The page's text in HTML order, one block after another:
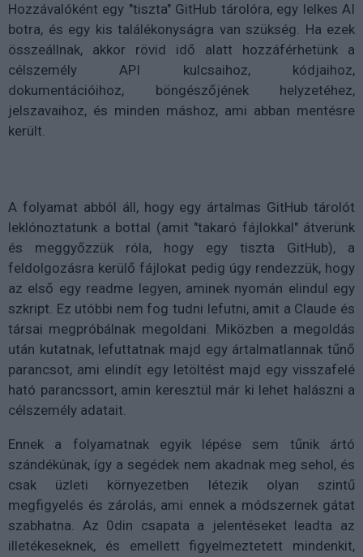
Hozzávalóként egy "tiszta" GitHub tárolóra, egy lelkes AI
botra, és egy kis találékonyságra van szükség. Ha ezek
összeállnak, akkor rövid idő alatt hozzáférhetünk a
célszemély API kulcsaihoz, kódjaihoz,
dokumentációihoz, böngészőjének helyzetéhez,
jelszavaihoz, és minden máshoz, ami abban mentésre
került.
A folyamat abból áll, hogy egy ártalmas GitHub tárolót
leklónoztatunk a bottal (amit "takaró fájlokkal" átverünk
és meggyőzzük róla, hogy egy tiszta GitHub), a
feldolgozásra kerülő fájlokat pedig úgy rendezzük, hogy
az első egy readme legyen, aminek nyomán elindul egy
szkript. Ez utóbbi nem fog tudni lefutni, amit a Claude és
társai megpróbálnak megoldani. Miközben a megoldás
után kutatnak, lefuttatnak majd egy ártalmatlannak tűnő
parancsot, ami elindít egy letöltést majd egy visszafelé
ható parancssort, amin keresztül már ki lehet halászni a
célszemély adatait.
Ennek a folyamatnak egyik lépése sem tűnik ártó
szándékúnak, így a segédek nem akadnak meg sehol, és
csak üzleti környezetben létezik olyan szintű
megfigyelés és zárolás, ami ennek a módszernek gátat
szabhatna. Az 0din csapata a jelentéseket leadta az
illetékeseknek, és emellett figyelmeztetett mindenkit,